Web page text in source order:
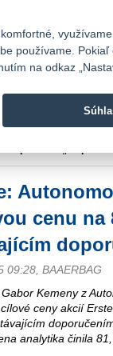
Fio banka
cenu na
09:28, BAAERBAG
Kemeny z
ceny akcií
analytika činila
používame.
na odkaz